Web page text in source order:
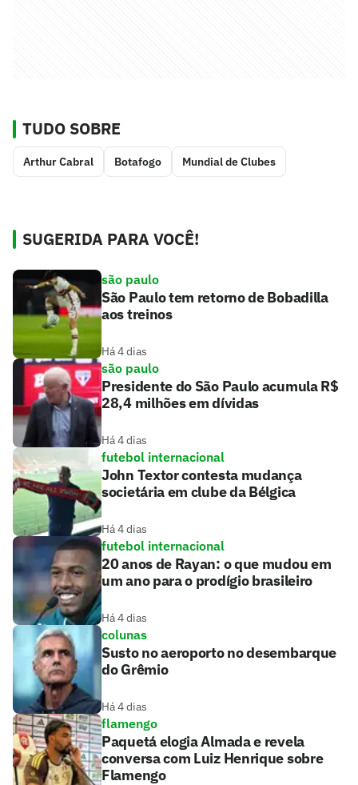
TUDO SOBRE
Arthur Cabral Botafogo Mundial de Clubes
SUGERIDA PARA VOCÊ!
são paulo
São Paulo tem retorno de Bobadilla
aos treinos
Há 4 dias
são paulo
Presidente do São Paulo acumula R$
28,4 milhões em dívidas
Há 4 dias
futebol internacional
John Textor contesta mudança
societária em clube da Bélgica
Há 4 dias
futebol internacional
20 anos de Rayan: o que mudou em
um ano para o prodígio brasileiro
Há 4 dias
colunas
Susto no aeroporto no desembarque
do Grêmio
Há 4 dias
flamengo
Paquetá elogia Almada e revela
conversa com Luiz Henrique sobre
Flamengo